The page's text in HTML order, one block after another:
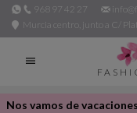
968 97 42 27
Murcia centro, junto a C/

Nos vamos de